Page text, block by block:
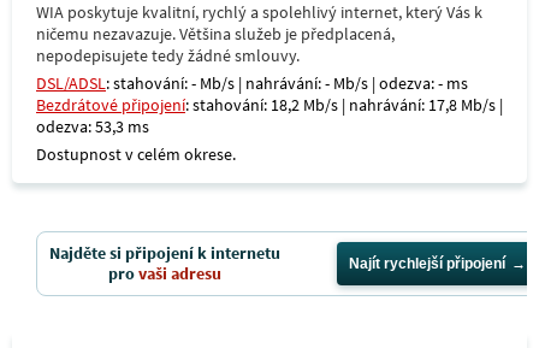
WIA poskytuje kvalitní, rychlý a spolehlivý internet, který Vás k
ničemu nezavazuje. Většina služeb je předplacená,
nepodepisujete tedy žádné smlouvy.
DSL/ADSL: stahování: - Mb/s | nahrávání: - Mb/s | odezva: - ms
Bezdrátové připojení: stahování: 18,2 Mb/s | nahrávání: 17,8 Mb/s |
odezva: 53,3 ms
Dostupnost v celém okrese.
Najděte si připojení k internetu
provaši adresu Najít rychlejší připojení